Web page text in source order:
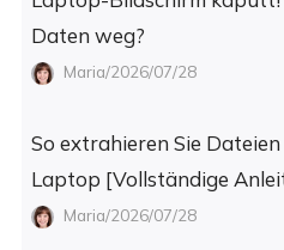
Daten weg?
Maria/2026/07/28
So extrahieren Sie
Laptop [Vollständige
Maria/2026/07/28